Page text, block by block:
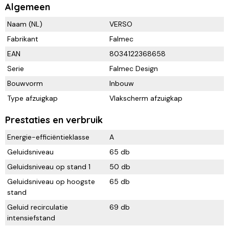
Algemeen
Naam (NL)
VERSO
Fabrikant
Falmec
EAN
8034122368658
Serie
Falmec Design
Bouwvorm
Inbouw
Type afzuigkap
Vlakscherm afzuigkap
Prestaties en verbruik
Energie-efficiëntieklasse
A
Geluidsniveau
65 db
Geluidsniveau op stand 1
50 db
Geluidsniveau op hoogste
stand
65 db
Geluid recirculatie
intensiefstand
69 db